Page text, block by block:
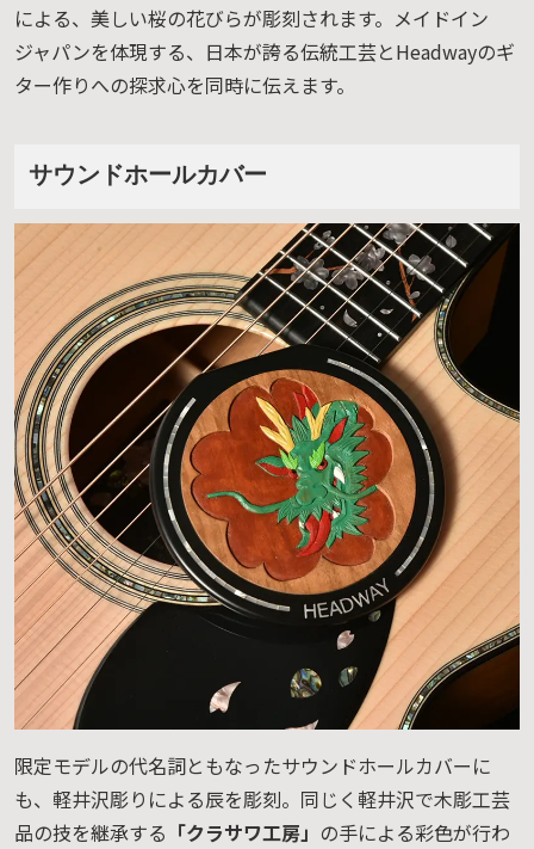
による、美しい桜の花びらが彫刻されます。メイドイン
ジャパンを体現する、日本が誇る伝統工芸とHeadwayのギ
ター作りへの探求心を同時に伝えます。
サウンドホールカバー
限定モデルの代名詞ともなったサウンドホールカバーに
も、軽井沢彫りによる辰を彫刻。同じく軽井沢で木彫工芸
品の技を継承する 「クラサワ工房」 の手による彩色が行わ